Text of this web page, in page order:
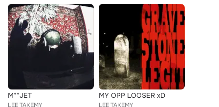
M**JET
LEE TAKEMY
MY OPP LOOSER xD
LEE TAKEMY